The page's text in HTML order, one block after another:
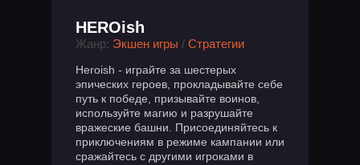
HEROish
Жанр: Экшен игры / Стратегии
Heroish - играйте за шестерых
эпических героев, прокладывайте себе
путь к победе, призывайте воинов,
используйте магию и разрушайте
вражеские башни. Присоединяйтесь к
приключениям в режиме кампании или
сражайтесь с другими игроками в